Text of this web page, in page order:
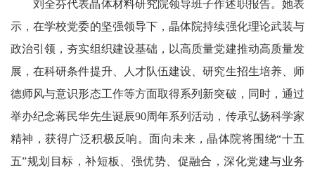
刘全芬代表晶体材料研究院领导班子作述职报告。她表
示，在学校党委的坚强领导下，晶体院持续强化理论武装与
政治引领，夯实组织建设基础，以高质量党建推动高质量发
展，在科研条件提升、人才队伍建设、研究生招生培养、师
德师风与意识形态工作等方面取得系列新突破，同时，通过
举办纪念蒋民华先生诞辰90周年系列活动，传承弘扬科学家
精神，获得广泛积极反响。面向未来，晶体院将围绕“十五
五”规划目标，补短板、强优势、促融合，深化党建与业务